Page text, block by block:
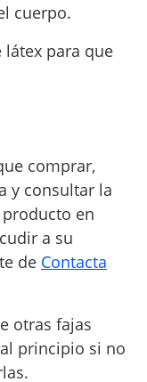
cuerpo.
látex para que
comprar,
y consultar la
en
a su
de Contacta
otras fajas
principio si no